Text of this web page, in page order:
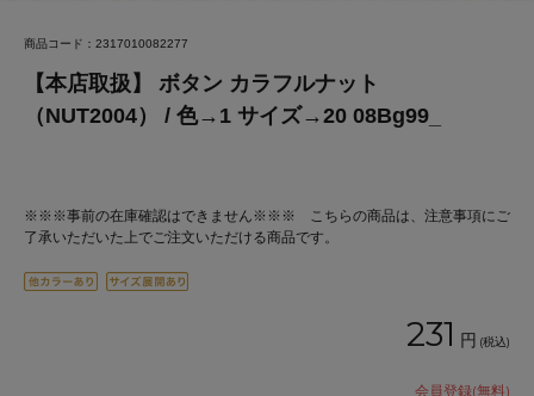
商品コード：2317010082277
【本店取扱】 ボタン カラフルナット
（NUT2004） / 色→1 サイズ→20 08Bg99_
※※※事前の在庫確認はできません※※※ こちらの商品は、注意事項にご
了承いただいた上でご注文いただける商品です。
231 円 (税込)
会員登録(無料)